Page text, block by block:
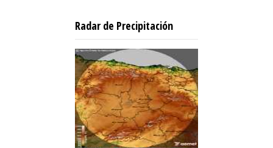
Radar de Precipitación